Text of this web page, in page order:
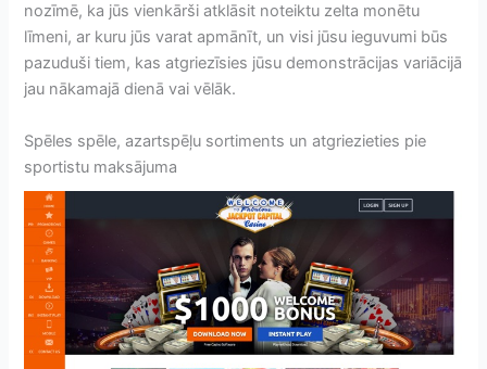
nozīmē, ka jūs vienkārši atklāsit noteiktu zelta monētu
līmeni, ar kuru jūs varat apmānīt, un visi jūsu ieguvumi būs
pazuduši tiem, kas atgriezīsies jūsu demonstrācijas variācijā
jau nākamajā dienā vai vēlāk.
Spēles spēle, azartspēļu sortiments un atgriezieties pie
sportistu maksājuma